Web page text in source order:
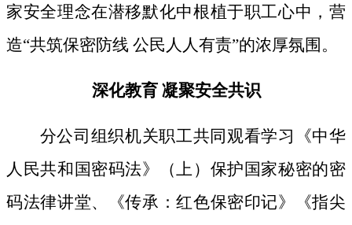
家安全理念在潜移默化中根植于职工心中，营
造“共筑保密防线 公民人人有责”的浓厚氛围。
深化教育凝聚安全共识
分公司组织机关职工共同观看学习《中华
人民共和国密码法》
（上）保护国家秘密的密
码法律讲堂、
《传承：红色保密印记》《指尖